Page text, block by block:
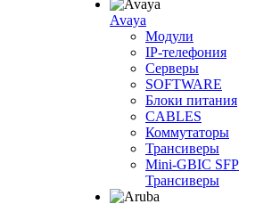
Avaya
Модули
IP-телефония
Серверы
SOFTWARE
Блоки питания
CABLES
Коммутаторы
Трансиверы
Mini-GBIC SFP
Трансиверы